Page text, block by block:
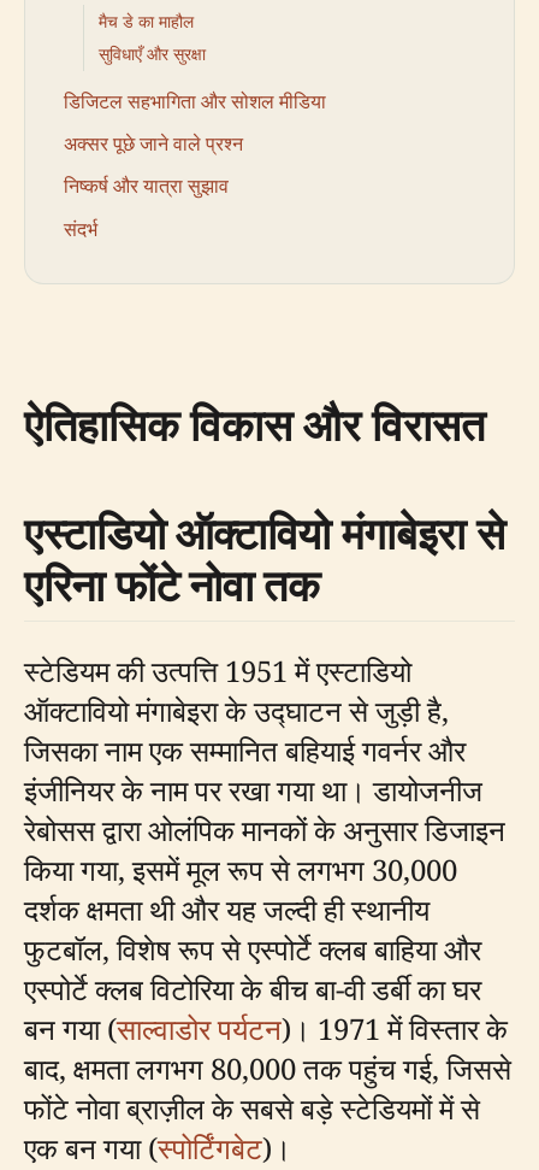
मैच डे का माहौल
सुविधाएँ और सुरक्षा
डिजिटल सहभागिता और सोशल मीडिया
अक्सर पूछे जाने वाले प्रश्न
निष्कर्ष और यात्रा सुझाव
संदर्भ
ऐतिहासिक विकास और विरासत
एस्टाडियो ऑक्टावियो मंगाबेइरा से
एरिना फोंटे नोवा तक
स्टेडियम की उत्पत्ति 1951 में एस्टाडियो
ऑक्टावियो मंगाबेइरा के उद्घाटन से जुड़ी है,
जिसका नाम एक सम्मानित बहियाई गवर्नर और
इंजीनियर के नाम पर रखा गया था। डायोजनीज
रेबोसस द्वारा ओलंपिक मानकों के अनुसार डिजाइन
किया गया, इसमें मूल रूप से लगभग 30,000
दर्शक क्षमता थी और यह जल्दी ही स्थानीय
फुटबॉल, विशेष रूप से एस्पोर्टे क्लब बाहिया और
एस्पोर्टे क्लब विटोरिया के बीच बा-वी डर्बी का घर
बन गया (साल्वाडोर पर्यटन)। 1971 में विस्तार के
बाद, क्षमता लगभग 80,000 तक पहुंच गई, जिससे
फोंटे नोवा ब्राज़ील के सबसे बड़े स्टेडियमों में से
एक बन गया (स्पोर्टिंगबेट)।